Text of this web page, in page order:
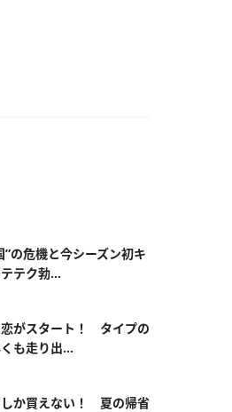
”の危機と今シーズン初キ
テク勃...
がスタート！ タイプの
も走り出...
か買えない！ 夏の帰省